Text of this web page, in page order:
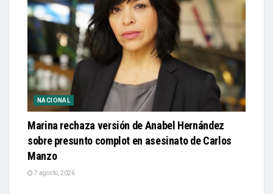
NACIONAL
Marina rechaza versión de Anabel Hernández
sobre presunto complot en asesinato de Carlos
Manzo
7 agosto, 2026